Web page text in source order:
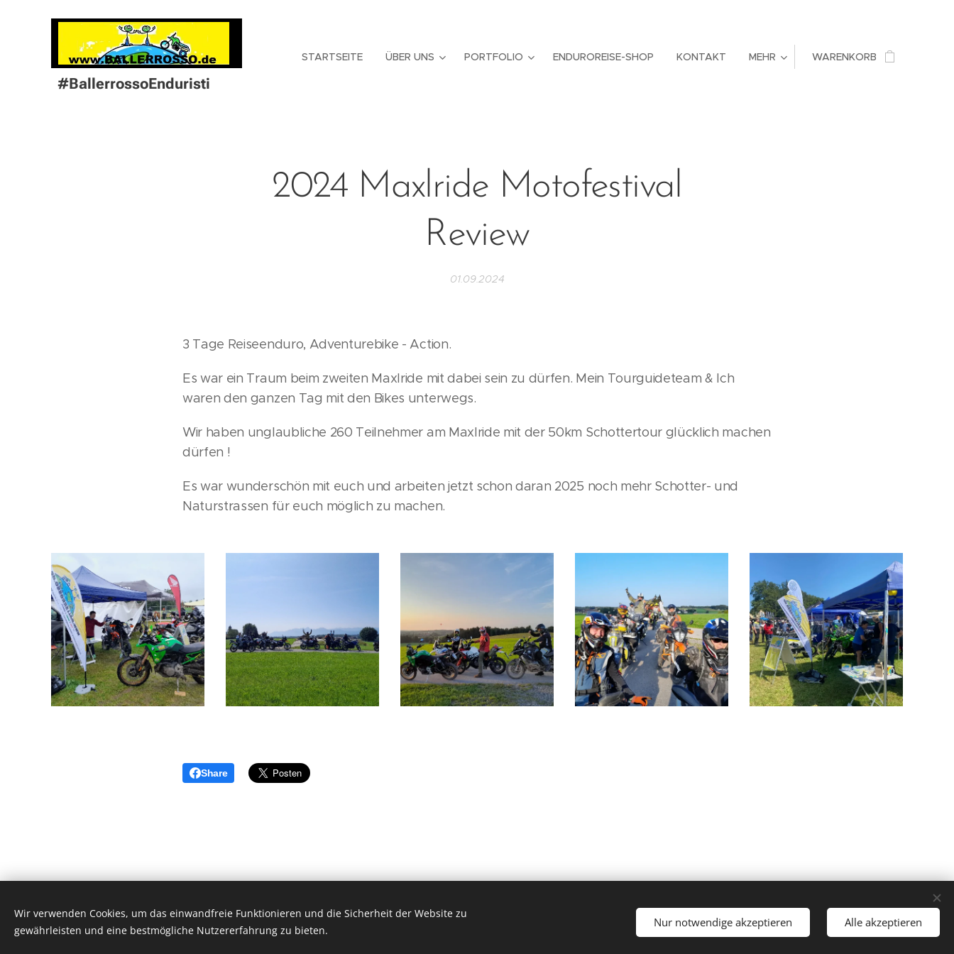
#BallerrossoEnduristi
STARTSEITE ÜBER UNS PORTFOLIO ENDUROREISE-SHOP KONTAKT MEHR WARENKORB
2024 Maxlride Motofestival
Review
01.09.2024
3 Tage Reiseenduro, Adventurebike - Action.
Es war ein Traum beim zweiten Maxlride mit dabei sein zu dürfen. Mein Tourguideteam & Ich
waren den ganzen Tag mit den Bikes unterwegs.
Wir haben unglaubliche 260 Teilnehmer am Maxlride mit der 50km Schottertour glücklich machen
dürfen !
Es war wunderschön mit euch und arbeiten jetzt schon daran 2025 noch mehr Schotter- und
Naturstrassen für euch möglich zu machen.
Share
Ballerrosso UG (haftungsbeschränkt), 85253 Kleinberghofen, +49(0)17697678427 zw.18-20 Uhr
Wir verwenden Cookies, um das einwandfreie Funktionieren und die Sicherheit der Website zu
gewährleisten und eine bestmögliche Nutzererfahrung zu bieten.
Nur notwendige akzeptieren Alle akzeptieren